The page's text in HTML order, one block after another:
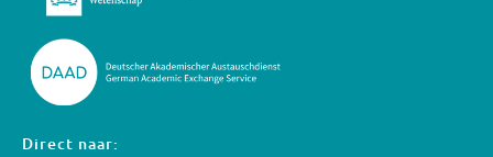
Direct naar: